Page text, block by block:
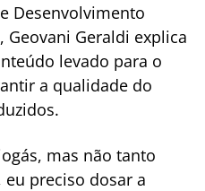
Desenvolvimento
Geovani Geraldi explica
levado para o
a qualidade do
mas não tanto
preciso dosar a